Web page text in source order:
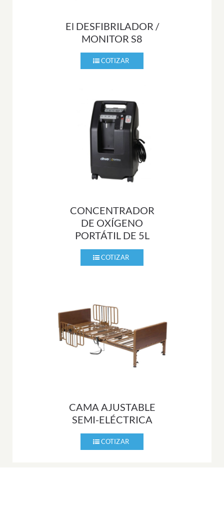
El DESFIBRILADOR /
MONITOR S8
CONCENTRADOR
DE OXÍGENO
PORTÁTIL DE 5L
CAMA AJUSTABLE
SEMI-ELÉCTRICA